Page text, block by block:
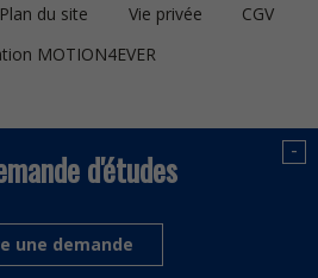
Plan du site Vie privée
CGV
MOTION4EVER
-
d'études
une demande